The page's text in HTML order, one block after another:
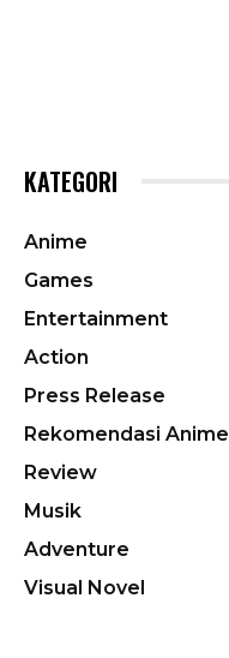
KATEGORI
Anime
Games
Entertainment
Action
Press Release
Rekomendasi Anime
Review
Musik
Adventure
Visual Novel